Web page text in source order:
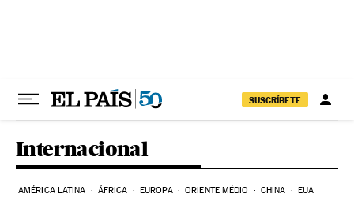
SUSCRÍBETE
Internacional
AMÉRICA LATINA ÁFRICA EUROPA ORIENTE MÉDIO CHINA EUA